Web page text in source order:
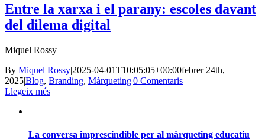
Entre la xarxa i el parany: escoles davant
del dilema digital
Miquel Rossy
By Miquel Rossy|2025-04-01T10:05:05+00:00febrer 24th,
2025|Blog, Branding, Màrqueting|0 Comentaris
Llegeix més
La conversa imprescindible per al màrqueting educatiu